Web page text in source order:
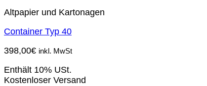
Altpapier und Kartonagen
Container Typ 40
398,00€ inkl. MwSt
Enthält 10% USt.
Kostenloser Versand